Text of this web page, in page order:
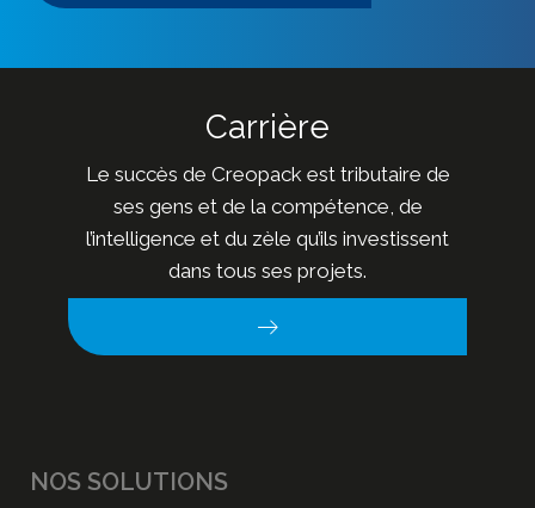
Carrière
Le succès de Creopack est tributaire de
ses gens et de la compétence, de
l’intelligence et du zèle qu’ils investissent
dans tous ses projets.
NOS SOLUTIONS